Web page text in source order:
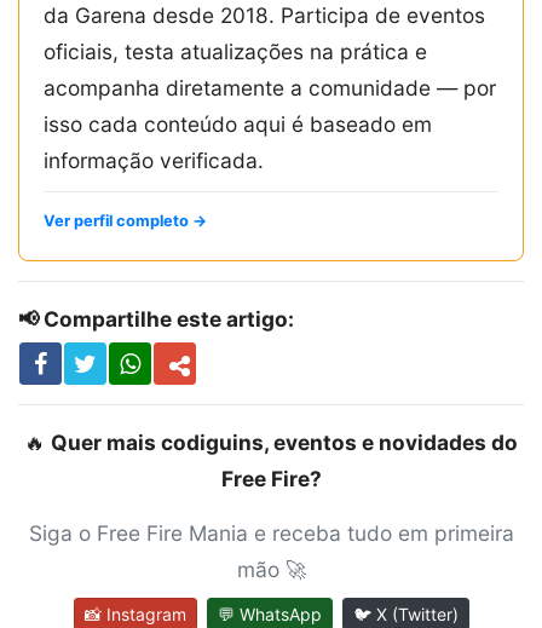
da Garena desde 2018. Participa de eventos
oficiais, testa atualizações na prática e
acompanha diretamente a comunidade — por
isso cada conteúdo aqui é baseado em
informação verificada.
Ver perfil completo →
📢 Compartilhe este artigo:
🔥 Quer mais codiguins, eventos e novidades do
Free Fire?
Siga o Free Fire Mania e receba tudo em primeira
mão 🚀
📸 Instagram 💬 WhatsApp 🐦 X (Twitter)